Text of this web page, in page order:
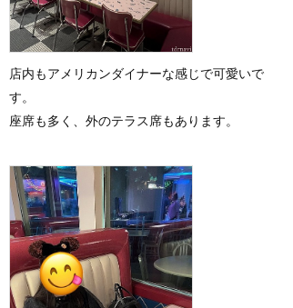
店内もアメリカンダイナーな感じで可愛いで
す。
座席も多く、外のテラス席もあります。